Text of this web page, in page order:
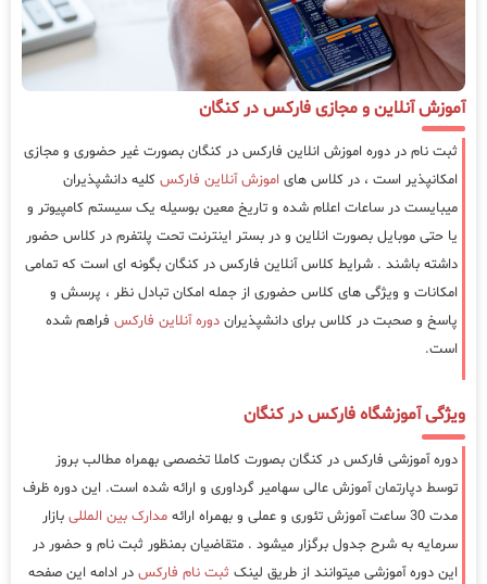
آموزش آنلاین و مجازی فارکس در کنگان
ثبت نام در دوره اموزش انلاین فارکس در کنگان بصورت غیر حضوری و مجازی
امکانپذیر است ، در کلاس های اموزش آنلاین فارکس کلیه دانشپذیران
میبایست در ساعات اعلام شده و تاریخ معین بوسیله یک سیستم کامپیوتر و
یا حتی موبایل بصورت انلاین و در بستر اینترنت تحت پلتفرم در کلاس حضور
داشته باشند . شرایط کلاس آنلاین فارکس در کنگان بگونه ای است که تمامی
امکانات و ویژگی های کلاس حضوری از جمله امکان تبادل نظر ، پرسش و
پاسخ و صحبت در کلاس برای دانشپذیران دوره آنلاین فارکس فراهم شده
است.
ویژگی آموزشگاه فارکس در کنگان
دوره آموزشی فارکس در کنگان بصورت کاملا تخصصی بهمراه مطالب بروز
توسط دپارتمان آموزش عالی سهامیر گرداوری و ارائه شده است. این دوره ظرف
مدت 30 ساعت آموزش تئوری و عملی و بهمراه ارائه
مدارک بین المللی بازار
سرمایه به شرح جدول برگزار میشود . متقاضیان بمنظور ثبت نام و حضور در
این دوره آموزشی میتوانند از طریق لینک ثبت نام فارکس در ادامه این صفحه